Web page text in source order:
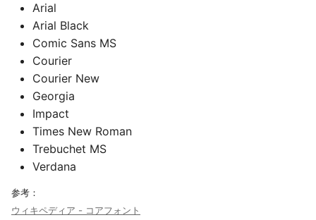
Arial
Arial Black
Comic Sans MS
Courier
Courier New
Georgia
Impact
Times New Roman
Trebuchet MS
Verdana
参考：
ウィキペディア - コアフォント